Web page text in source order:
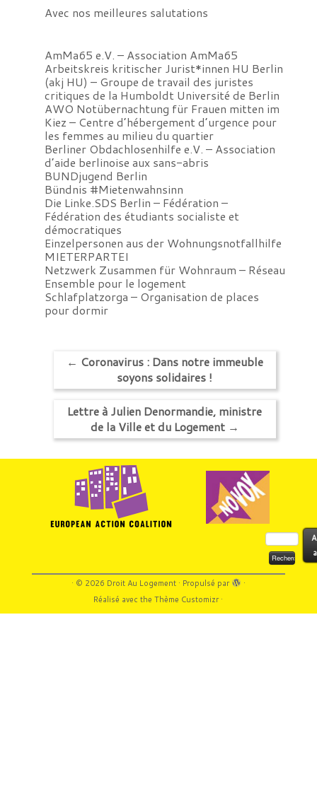
Avec nos meilleures salutations
AmMa65 e.V. – Association AmMa65
Arbeitskreis kritischer Jurist*innen HU Berlin
(akj HU) – Groupe de travail des juristes
critiques de la Humboldt Université de Berlin
AWO Notübernachtung für Frauen mitten im
Kiez – Centre d’hébergement d’urgence pour
les femmes au milieu du quartier
Berliner Obdachlosenhilfe e.V. – Association
d’aide berlinoise aux sans-abris
BUNDjugend Berlin
Bündnis #Mietenwahnsinn
Die Linke.SDS Berlin – Fédération –
Fédération des étudiants socialiste et
démocratiques
Einzelpersonen aus der Wohnungsnotfallhilfe
MIETERPARTEI
Netzwerk Zusammen für Wohnraum – Réseau
Ensemble pour le logement
Schlafplatzorga – Organisation de places
pour dormir
← Coronavirus : Dans notre immeuble
soyons solidaires !
Lettre à Julien Denormandie, ministre
de la Ville et du Logement →
Rechercher :
· © 2026 Droit Au Logement· Propulsé par
·
Réalisé avec theThème Customizr·